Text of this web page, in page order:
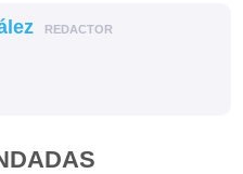
REDACTOR